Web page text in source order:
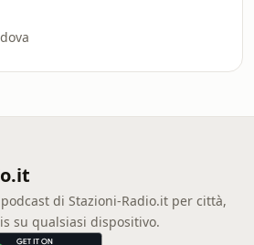
di Stazioni-Radio.it per città,
su qualsiasi dispositivo.